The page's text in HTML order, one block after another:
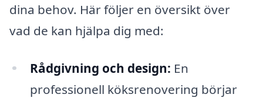
dina behov. Här följer en översikt över
vad de kan hjälpa dig med:
Rådgivning och design: En
professionell köksrenovering börjar